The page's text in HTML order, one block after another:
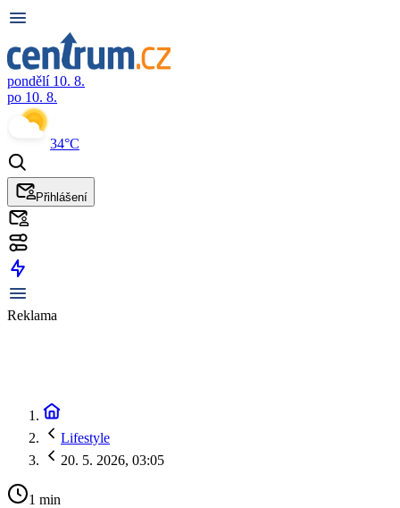
pondělí 10. 8.
po 10. 8.
34°C
Přihlášení
Reklama
Lifestyle
20. 5. 2026, 03:05
1 min